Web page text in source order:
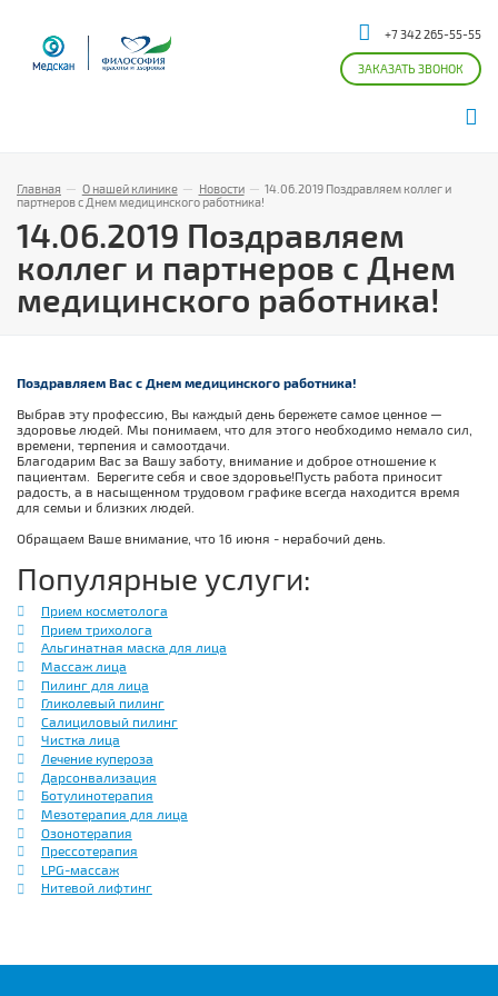
+7 342 265-55-55
ЗАКАЗАТЬ ЗВОНОК
Главная — О нашей клинике — Новости — 14.06.2019 Поздравляем коллег и
партнеров с Днем медицинского работника!
14.06.2019 Поздравляем
коллег и партнеров с Днем
медицинского работника!
Поздравляем Вас с Днем медицинского работника!
Выбрав эту профессию, Вы каждый день бережете самое ценное —
здоровье людей. Мы понимаем, что для этого необходимо немало сил,
времени, терпения и самоотдачи.
Благодарим Вас за Вашу заботу, внимание и доброе отношение к
пациентам. Берегите себя и свое здоровье!Пусть работа приносит
радость, а в насыщенном трудовом графике всегда находится время
для семьи и близких людей.
Обращаем Ваше внимание, что 16 июня - нерабочий день.
Популярные услуги:
Прием косметолога
Прием трихолога
Альгинатная маска для лица
Массаж лица
Пилинг для лица
Гликолевый пилинг
Салициловый пилинг
Чистка лица
Лечение купероза
Дарсонвализация
Ботулинотерапия
Мезотерапия для лица
Озонотерапия
Прессотерапия
LPG-массаж
Нитевой лифтинг